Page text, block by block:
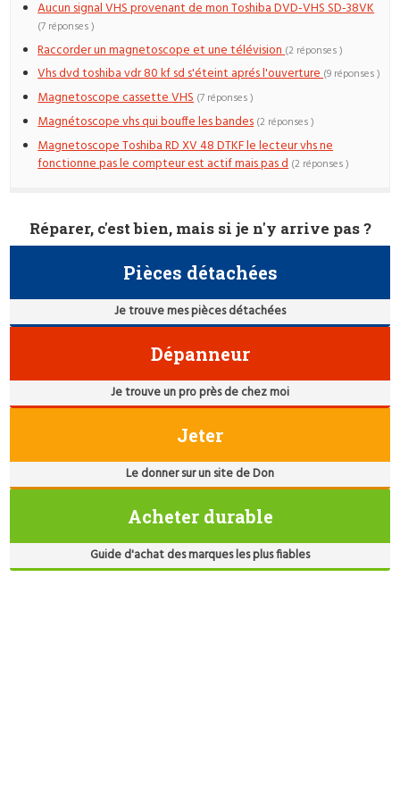
Aucun signal VHS provenant de mon Toshiba DVD-VHS SD-38VK
(7 réponses )
Raccorder un magnetoscope et une télévision(2 réponses )
Vhs dvd toshiba vdr 80 kf sd s'éteint aprés l'ouverture(9 réponses )
Magnetoscope cassette VHS (7 réponses )
Magnétoscope vhs qui bouffe les bandes (2 réponses )
Magnetoscope Toshiba RD XV 48 DTKF le lecteur vhs ne
fonctionne pas le compteur est actif mais pas d (2 réponses )
Réparer, c'est bien, mais si je n'y arrive pas ?
Pièces détachées
Je trouve mes pièces détachées
Dépanneur
Je trouve un pro près de chez moi
Jeter
Le donner sur un site de Don
Acheter durable
Guide d'achat des marques les plus fiables